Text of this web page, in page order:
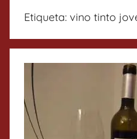
Etiqueta: vino tinto